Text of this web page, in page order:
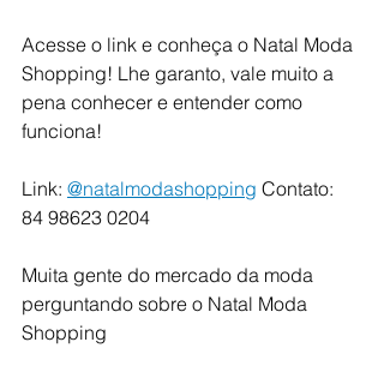
Acesse o link e conheça o Natal Moda
Shopping! Lhe garanto, vale muito a
pena conhecer e entender como
funciona!
Link: @natalmodashopping Contato:
84 98623 0204
Muita gente do mercado da moda
perguntando sobre o Natal Moda
Shopping